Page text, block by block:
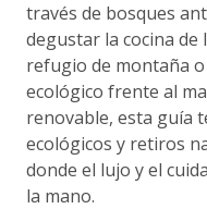
través de bosques
degustar la cocina de
refugio de montaña
ecológico frente al
renovable, esta guía
ecológicos y retiros
donde el lujo y el
la mano.